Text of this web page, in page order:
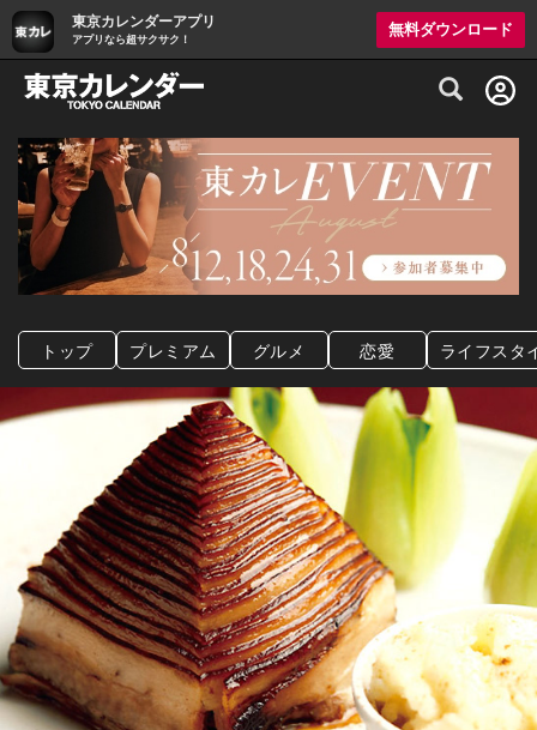
東京カレンダーアプリ
アプリなら超サクサク！
無料ダウンロード
グルメ情報・プレミアムレストラン予約
トップ プレミアム グルメ 恋愛 ライフスタ